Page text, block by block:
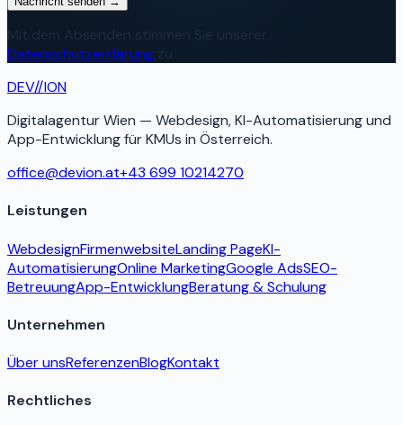
Datenschutzerklärung
DEV//ION
Digitalagentur Wien — Webdesign, KI-Automatisierung und
App-Entwicklung für KMUs in Österreich.
office@devion.at+43 699 10214270
Leistungen
WebdesignFirmenwebsiteLanding PageKI-
AutomatisierungOnline MarketingGoogle AdsSEO-
BetreuungApp-EntwicklungBeratung & Schulung
Unternehmen
Über unsReferenzenBlogKontakt
Rechtliches